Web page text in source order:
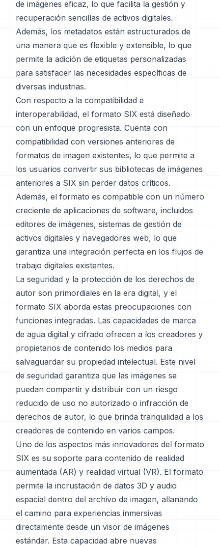
de imágenes eficaz, lo que facilita la gestión y
recuperación sencillas de activos digitales.
Además, los metadatos están estructurados de
una manera que es flexible y extensible, lo que
permite la adición de etiquetas personalizadas
para satisfacer las necesidades específicas de
diversas industrias.
Con respecto a la compatibilidad e
interoperabilidad, el formato SIX está diseñado
con un enfoque progresista. Cuenta con
compatibilidad con versiones anteriores de
formatos de imagen existentes, lo que permite a
los usuarios convertir sus bibliotecas de imágenes
anteriores a SIX sin perder datos críticos.
Además, el formato es compatible con un número
creciente de aplicaciones de software, incluidos
editores de imágenes, sistemas de gestión de
activos digitales y navegadores web, lo que
garantiza una integración perfecta en los flujos de
trabajo digitales existentes.
La seguridad y la protección de los derechos de
autor son primordiales en la era digital, y el
formato SIX aborda estas preocupaciones con
funciones integradas. Las capacidades de marca
de agua digital y cifrado ofrecen a los creadores y
propietarios de contenido los medios para
salvaguardar su propiedad intelectual. Este nivel
de seguridad garantiza que las imágenes se
puedan compartir y distribuir con un riesgo
reducido de uso no autorizado o infracción de
derechos de autor, lo que brinda tranquilidad a los
creadores de contenido en varios campos.
Uno de los aspectos más innovadores del formato
SIX es su soporte para contenido de realidad
aumentada (AR) y realidad virtual (VR). El formato
permite la incrustación de datos 3D y audio
espacial dentro del archivo de imagen, allanando
el camino para experiencias inmersivas
directamente desde un visor de imágenes
estándar. Esta capacidad abre nuevas